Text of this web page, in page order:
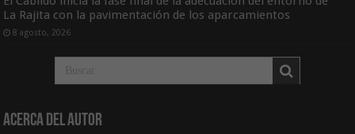
La Rajita con la pavimentación de los aparcamientos
8 agosto, 2026
Acerca del Autor